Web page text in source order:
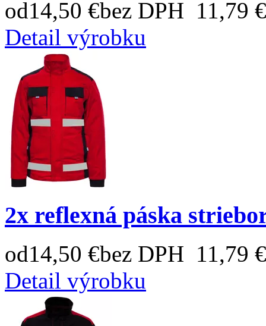
od14,50 €bez DPH 11,79 €
Detail výrobku
2x reflexná páska
od14,50 €bez DPH 11,79 €
Detail výrobku